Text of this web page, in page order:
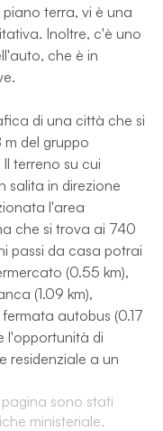
terra, vi è una
Inoltre, c'è uno
che è in
di una città che si
del gruppo
terreno su cui
salita in direzione
l'area
che si trova ai 740
passi da casa potrai
(0.55 km),
(1.09 km),
autobus (0.17
l'opportunità di
residenziale a un
sono stati
ministeriale.